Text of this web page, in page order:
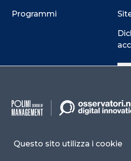
Programmi
Facebook
Questo sito utilizza i cookie